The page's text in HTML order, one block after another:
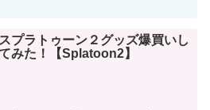
スプラトゥーン２グッズ爆買いし
みた！【Splatoon2】